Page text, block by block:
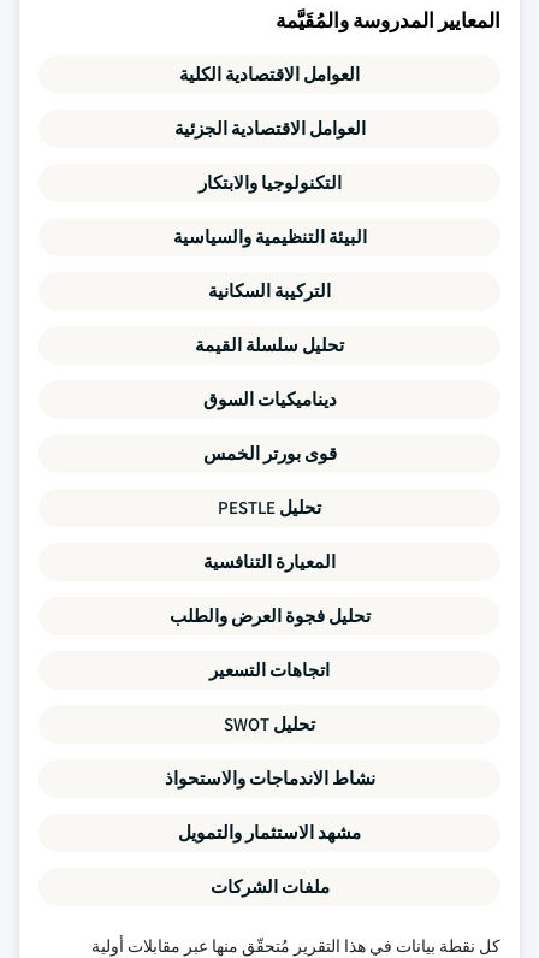
المعايير المدروسة والمُقَيَّمة
العوامل الاقتصادية الكلية
العوامل الاقتصادية الجزئية
التكنولوجيا والابتكار
البيئة التنظيمية والسياسية
التركيبة السكانية
تحليل سلسلة القيمة
ديناميكيات السوق
قوى بورتر الخمس
تحليل PESTLE
المعيارة التنافسية
تحليل فجوة العرض والطلب
اتجاهات التسعير
تحليل SWOT
نشاط الاندماجات والاستحواذ
مشهد الاستثمار والتمويل
ملفات الشركات
كل نقطة بيانات في هذا التقرير مُتحقّق منها عبر مقابلات أولية